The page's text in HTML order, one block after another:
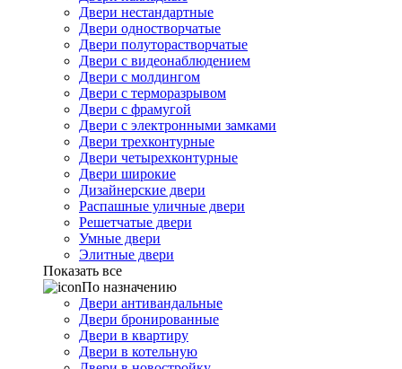
Двери нестандартные
Двери одностворчатые
Двери полуторастворчатые
Двери с видеонаблюдением
Двери с молдингом
Двери с терморазрывом
Двери с фрамугой
Двери с электронными замками
Двери трехконтурные
Двери четырехконтурные
Двери широкие
Дизайнерские двери
Распашные уличные двери
Решетчатые двери
Умные двери
Элитные двери
Показать все
По назначению
Двери антивандальные
Двери бронированные
Двери в квартиру
Двери в котельную